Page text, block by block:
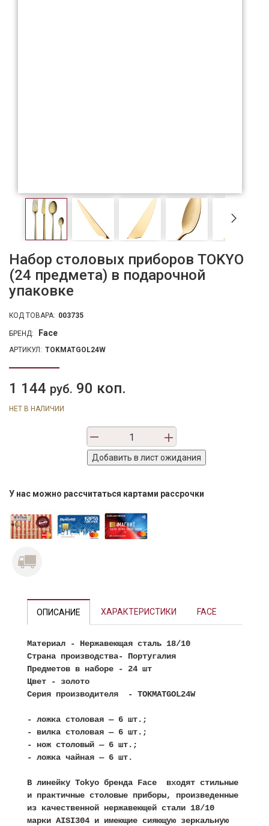
Набор столовых приборов TOKYO
(24 предмета) в подарочной
упаковке
КОД ТОВАРА: 003735
БРЕНД: Face
АРТИКУЛ: TOKMATGOL24W
1 144 руб. 90 коп.
НЕТ В НАЛИЧИИ
У нас можно рассчитаться картами рассрочки
ОПИСАНИЕ ХАРАКТЕРИСТИКИ FACE
Материал - Нержавеющая сталь 18/10
Страна производства- Португалия
Предметов в наборе - 24 шт
Цвет - золото
Серия производителя - TOKMATGOL24W
- ложка столовая — 6 шт.;
- вилка столовая — 6 шт.;
- нож столовый — 6 шт.;
- ложка чайная — 6 шт.
В линейку Tokyo бренда Face входят стильные
и практичные столовые приборы, произведенные
из качественной нержавеющей стали 18/10
марки AISI304 и имеющие сияющую зеркальную